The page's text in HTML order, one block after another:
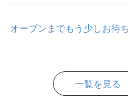
オープンまでもう少しお待
一覧を見る